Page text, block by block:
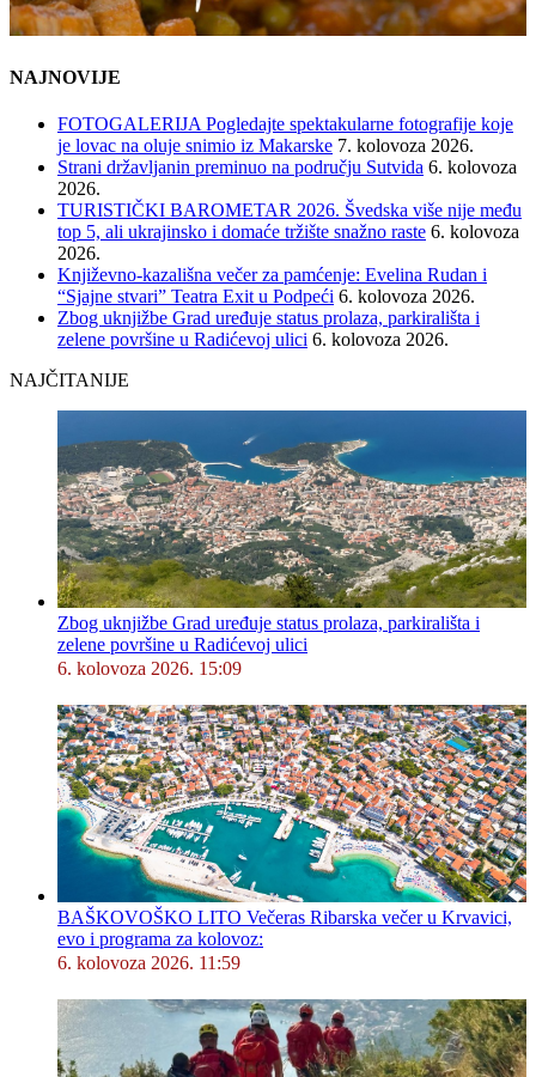
NAJNOVIJE
FOTOGALERIJA Pogledajte spektakularne fotografije koje
je lovac na oluje snimio iz Makarske 7. kolovoza 2026.
Strani državljanin preminuo na području Sutvida 6. kolovoza
2026.
TURISTIČKI BAROMETAR 2026. Švedska više nije među
top 5, ali ukrajinsko i domaće tržište snažno raste 6. kolovoza
2026.
Književno-kazališna večer za pamćenje: Evelina Rudan i
“Sjajne stvari” Teatra Exit u Podpeći 6. kolovoza 2026.
Zbog uknjižbe Grad uređuje status prolaza, parkirališta i
zelene površine u Radićevoj ulici 6. kolovoza 2026.
NAJČITANIJE
Zbog uknjižbe Grad uređuje status prolaza, parkirališta i
zelene površine u Radićevoj ulici
6. kolovoza 2026. 15:09
BAŠKOVOŠKO LITO Večeras Ribarska večer u Krvavici,
evo i programa za kolovoz:
6. kolovoza 2026. 11:59